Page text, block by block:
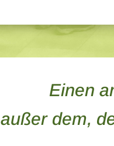
Einen
außer dem,